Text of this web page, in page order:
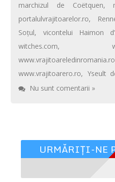
marchizul de Coëtquen,
portalulvrajitoarelor.ro,
Soţul, vicontelui Haimon
witches.com,
www.vrajitoareledinromania.ro
www.vrajitoarero.ro, Yseult
Nu sunt comentarii »
URMĂRIȚI-NE